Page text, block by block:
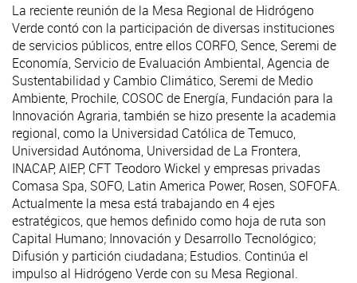
La reciente reunión de la Mesa Regional de Hidrógeno
Verde contó con la participación de diversas instituciones
de servicios públicos, entre ellos CORFO, Sence, Seremi de
Economía, Servicio de Evaluación Ambiental, Agencia de
Sustentabilidad y Cambio Climático, Seremi de Medio
Ambiente, Prochile, COSOC de Energía, Fundación para la
Innovación Agraria, también se hizo presente la academia
regional, como la Universidad Católica de Temuco,
Universidad Autónoma, Universidad de La Frontera,
INACAP, AIEP, CFT Teodoro Wickel y empresas privadas
Comasa Spa, SOFO, Latin America Power, Rosen, SOFOFA.
Actualmente la mesa está trabajando en 4 ejes
estratégicos, que hemos definido como hoja de ruta son
Capital Humano; Innovación y Desarrollo Tecnológico;
Difusión y partición ciudadana; Estudios. Continúa el
impulso al Hidrógeno Verde con su Mesa Regional.